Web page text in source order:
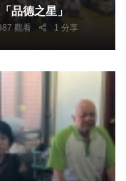
品德之星」
觀看 1 分享